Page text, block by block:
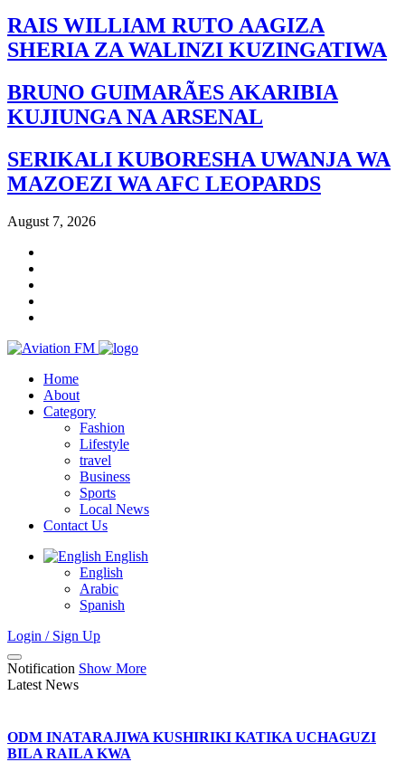
RAIS WILLIAM RUTO AAGIZA
SHERIA ZA WALINZI KUZINGATIWA
BRUNO GUIMARÃES AKARIBIA
KUJIUNGA NA ARSENAL
SERIKALI KUBORESHA UWANJA WA
MAZOEZI WA AFC LEOPARDS
August 7, 2026
Home
About
Category
Fashion
Lifestyle
travel
Business
Sports
Local News
Contact Us
English
English
Arabic
Spanish
Login / Sign Up
Notification Show More
Latest News
ODM INATARAJIWA KUSHIRIKI KATIKA UCHAGUZI
BILA RAILA KWA